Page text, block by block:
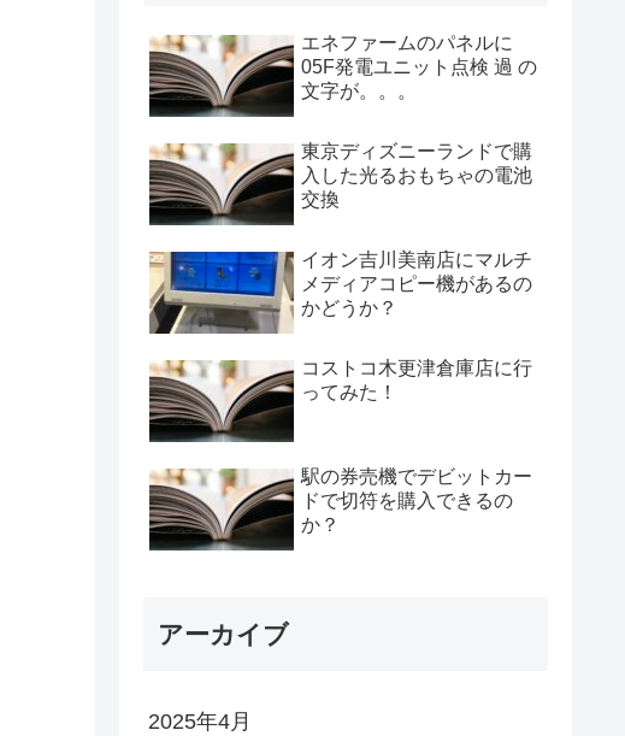
エネファームのパネルに
05F発電ユニット点検 過 の
文字が。。。
東京ディズニーランドで購
入した光るおもちゃの電池
交換
イオン吉川美南店にマルチ
メディアコピー機があるの
かどうか？
コストコ木更津倉庫店に行
ってみた！
駅の券売機でデビットカー
ドで切符を購入できるの
か？
アーカイブ
2025年4月